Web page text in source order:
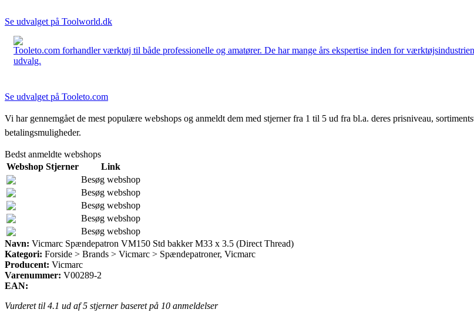
Se udvalget på Toolworld.dk
Tooleto.com forhandler værktøj til både professionelle og amatører. De har mange års ekspertise inden for
udvalg.
Se udvalget på Tooleto.com
Vi har gennemgået de mest populære webshops og anmeldt dem med stjerner fra 1 til 5 ud fra bl.a. deres prisniveau,
betalingsmuligheder.
Bedst anmeldte webshops
Webshop Stjerner
Link
Besøg webshop
Besøg webshop
Besøg webshop
Besøg webshop
Besøg webshop
Navn: Vicmarc Spændepatron VM150 Std bakker M33 x 3.5 (Direct Thread)
Kategori: Forside > Brands > Vicmarc > Spændepatroner, Vicmarc
Producent: Vicmarc
Varenummer: V00289-2
EAN:
Vurderet til 4.1 ud af 5 stjerner baseret på 10 anmeldelser